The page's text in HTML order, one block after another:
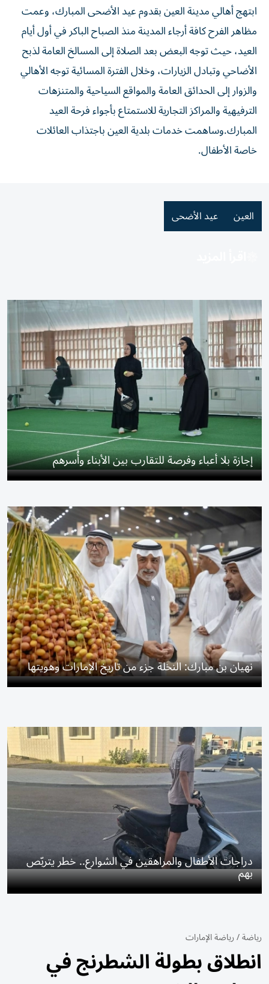
ابتهج أهالي مدينة العين بقدوم عيد الأضحى المبارك، وعمت
مظاهر الفرح كافة أرجاء المدينة منذ الصباح الباكر في أول أيام
العيد، حيث توجه البعض بعد الصلاة إلى المسالخ العامة لذبح
الأضاحي وتبادل الزيارات، وخلال الفترة المسائية توجه الأهالي
والزوار إلى الحدائق العامة والمواقع السياحية والمتنزهات
الترفيهية والمراكز التجارية للاستمتاع بأجواء فرحة العيد
المبارك.وساهمت خدمات بلدية العين باجتذاب العائلات
خاصة الأطفال.
العين عيد الأضحى
إجازة بلا أعباء وفرصة للتقارب بين الأبناء وأُسرهم
نهيان بن مبارك: النخلة جزء من تاريخ الإمارات وهويتها
دراجات الأطفال والمراهقين في الشوارع.. خطر يتربّص
بهم
رياضة/رياضة الإمارات
انطلاق بطولة الشطرنج في